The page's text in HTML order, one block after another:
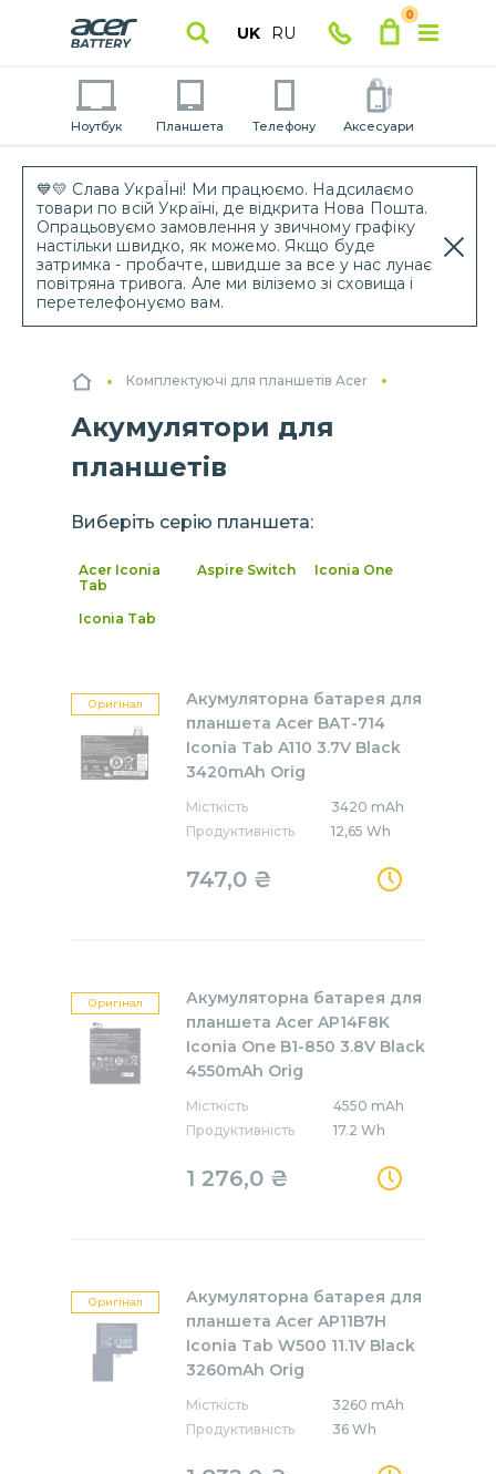
💙💛 Слава УкраЇні! Ми працюємо. Надсилаємо
товари по всій Україні, де відкрита Нова Пошта.
Опрацьовуємо замовлення у звичному графіку
настільки швидко, як можемо. Якщо буде
затримка - пробачте, швидше за все у нас лунає
повітряна тривога. Але ми віліземо зі сховища і
перетелефонуємо вам.
UK RU
0
Ноутбук Планшета Телефону Аксесуари
Комплектуючі для планшетів Acer
Акумулятори для
планшетів
Виберіть серію планшета:
Acer Iconia
Tab
Aspire Switch Iconia One
Iconia Tab
Оригінал
Акумуляторна батарея для
планшета Acer BAT-714
Iconia Tab A110 3.7V Black
3420mAh Orig
Місткість
3420 mAh
Продуктивність
12,65 Wh
747,0 ₴
Оригінал
Акумуляторна батарея для
планшета Acer AP14F8K
Iconia One B1-850 3.8V Black
4550mAh Orig
Місткість
4550 mAh
Продуктивність
17.2 Wh
1 276,0 ₴
Оригінал
Акумуляторна батарея для
планшета Acer AP11B7H
Iconia Tab W500 11.1V Black
3260mAh Orig
Місткість
3260 mAh
Продуктивність
36 Wh